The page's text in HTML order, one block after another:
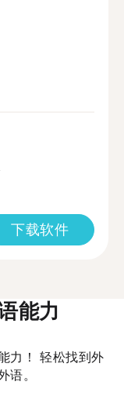
下载软件
能力
力！ 轻松找到外
语。